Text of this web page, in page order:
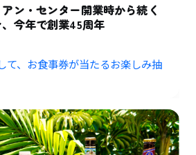
ン・センター開業時から続く
今年で創業45周年
て、お食事券が当たるお楽しみ抽